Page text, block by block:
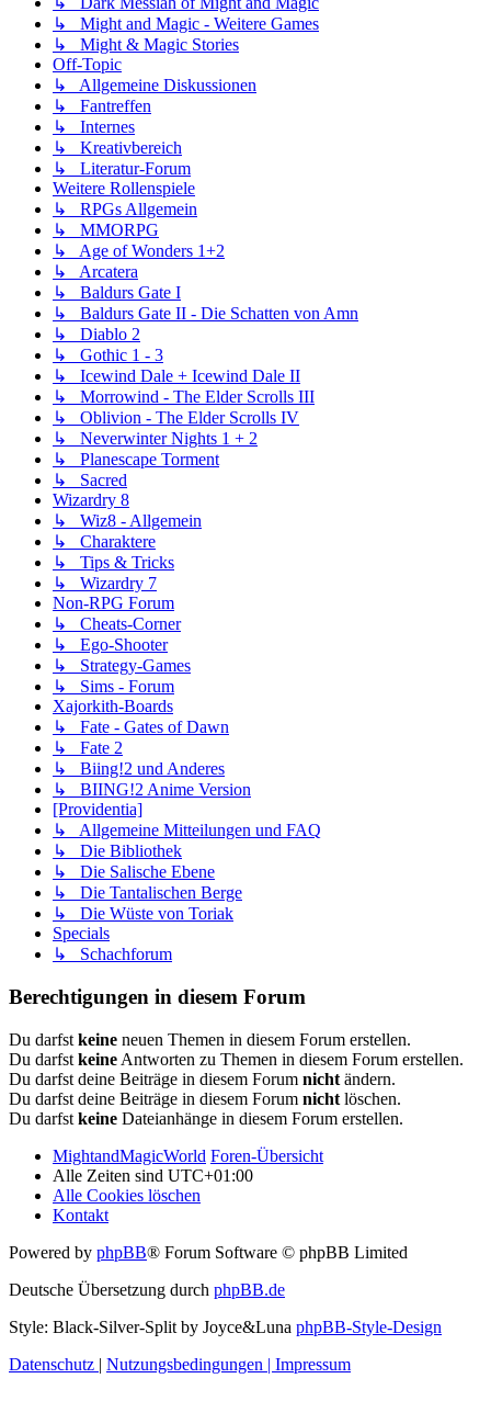
↳ Might and Magic - Weitere Games
↳ Might & Magic Stories
Off-Topic
↳ Allgemeine Diskussionen
↳ Fantreffen
↳ Internes
↳ Kreativbereich
↳ Literatur-Forum
Weitere Rollenspiele
↳ RPGs Allgemein
↳ MMORPG
↳ Age of Wonders 1+2
↳ Arcatera
↳ Baldurs Gate I
↳ Baldurs Gate II - Die Schatten von Amn
↳ Diablo 2
↳ Gothic 1 - 3
↳ Icewind Dale + Icewind Dale II
↳ Morrowind - The Elder Scrolls III
↳ Oblivion - The Elder Scrolls IV
↳ Neverwinter Nights 1 + 2
↳ Planescape Torment
↳ Sacred
Wizardry 8
↳ Wiz8 - Allgemein
↳ Charaktere
↳ Tips & Tricks
↳ Wizardry 7
Non-RPG Forum
↳ Cheats-Corner
↳ Ego-Shooter
↳ Strategy-Games
↳ Sims - Forum
Xajorkith-Boards
↳ Fate - Gates of Dawn
↳ Fate 2
↳ Biing!2 und Anderes
↳ BIING!2 Anime Version
[Providentia]
↳ Allgemeine Mitteilungen und FAQ
↳ Die Bibliothek
↳ Die Salische Ebene
↳ Die Tantalischen Berge
↳ Die Wüste von Toriak
Specials
↳ Schachforum
Berechtigungen in diesem Forum
Du darfst keine neuen Themen in diesem Forum erstellen.
Du darfst keine Antworten zu Themen in diesem Forum erstellen.
Du darfst deine Beiträge in diesem Forum nicht ändern.
Du darfst deine Beiträge in diesem Forum nicht löschen.
Du darfst keine Dateianhänge in diesem Forum erstellen.
MightandMagicWorld Foren-Übersicht
Alle Zeiten sind UTC+01:00
Alle Cookies löschen
Kontakt
Powered by phpBB® Forum Software © phpBB Limited
Deutsche Übersetzung durch phpBB.de
Style: Black-Silver-Split by Joyce&Luna phpBB-Style-Design
Datenschutz | Nutzungsbedingungen | Impressum